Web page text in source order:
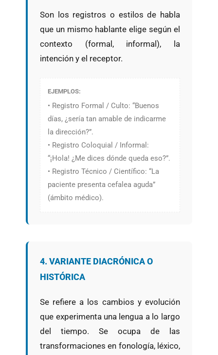
Son los registros o estilos de habla
que un mismo hablante elige según el
contexto (formal, informal), la
intención y el receptor.
EJEMPLOS:
• Registro Formal / Culto: “Buenos
días, ¿sería tan amable de indicarme
la dirección?”.
• Registro Coloquial / Informal:
“¡Hola! ¿Me dices dónde queda eso?”.
• Registro Técnico / Científico: “La
paciente presenta cefalea aguda”
(ámbito médico).
4. VARIANTE DIACRÓNICA O
HISTÓRICA
Se refiere a los cambios y evolución
que experimenta una lengua a lo largo
del tiempo. Se ocupa de las
transformaciones en fonología, léxico,